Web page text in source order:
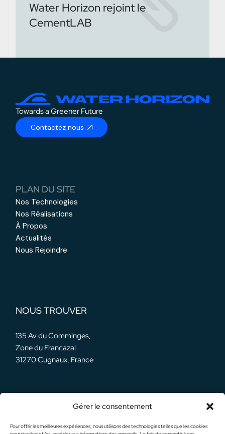
Gérer le consentement
Pour offrir les meilleures expériences, nous utilisons des technologies telles que les cookies
Water Horizon rejoint le
CementLAB
Towards a Greener Future
Contactez nous
PLAN DU SITE
Nos Technologies
Nos Réalisations
À Propos
Actualités
Nous Rejoindre
NOUS TROUVER
135 Av du Comminges,
Zone du Francazal
31270 Cugnaux, France
NOS RÉSEAUX